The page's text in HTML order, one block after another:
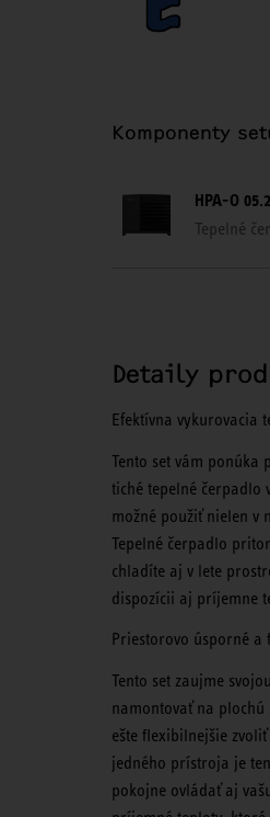
Komponenty
HPA-O
Tepelné
Detaily
Efektívna vykurovacia
Tento set vám ponúka
tiché tepelné čerpadlo
možné použiť nielen v
Tepelné čerpadlo
chladíte aj v lete
dispozícii aj príjemne
Priestorovo úsporné a
Tento set zaujme
namontovať na plochú
ešte flexibilnejšie
jedného prístroja je
pokojne ovládať aj